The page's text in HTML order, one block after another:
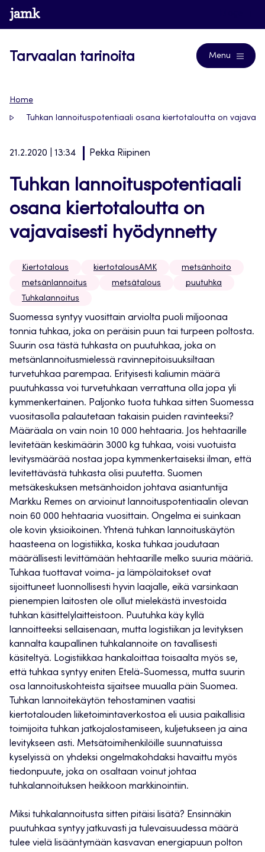
Siirry
suoraan
www.jamk.fi
Tarvaalan tarinoita Menu
Home
Tuhkan lannoituspotentiaali osana kiertotaloutta on
21.2.2020 | 13:34 Pekka Riipinen
Tuhkan lannoituspotentiaali
osana kiertotaloutta on
vajavaisesti hyödynnetty
Kiertotalous kiertotalousAMK
metsänhoito
metsänlannoitus
metsätalous
puutuhka
Tuhkalannoitus
Suomessa syntyy vuosittain arviolta puoli miljoonaa
tonnia tuhkaa, joka on peräisin puun tai turpeen poltosta.
Suurin osa tästä tuhkasta on puutuhkaa, joka on
metsänlannoitusmielessä ravinnepitoisuuksiltaan
turvetuhkaa parempaa. Erityisesti kaliumin määrä
puutuhkassa voi turvetuhkaan verrattuna olla jopa yli
kymmenkertainen. Paljonko tuota tuhkaa sitten Suomessa
vuositasolla palautetaan takaisin puiden ravinteeksi?
Määräala on vain noin 10 000 hehtaaria. Jos hehtaarille
levitetään keskimäärin 3000 kg tuhkaa, voisi vuotuista
levitysmäärää nostaa jopa kymmenkertaiseksi ilman, että
levitettävästä tuhkasta olisi puutetta. Suomen
metsäkeskuksen metsänhoidon johtava asiantuntija
Markku Remes on arvioinut lannoituspotentiaalin olevan
noin 60 000 hehtaaria vuosittain. Ongelma ei suinkaan
ole kovin yksioikoinen. Yhtenä tuhkan lannoituskäytön
haasteena on logistiikka, koska tuhkaa joudutaan
määrällisesti levittämään hehtaarille melko suuria määriä.
Tuhkaa tuottavat voima- ja lämpölaitokset ovat
sijoittuneet luonnollisesti hyvin laajalle, eikä varsinkaan
pienempien laitosten ole ollut mielekästä investoida
tuhkan käsittelylaitteistoon. Puutuhka käy kyllä
lannoitteeksi sellaisenaan, mutta logistiikan ja levityksen
kannalta kaupallinen tuhkalannoite on tavallisesti
käsiteltyä. Logistiikkaa hankaloittaa toisaalta myös se,
että tuhkaa syntyy eniten Etelä-Suomessa, mutta suurin
osa lannoituskohteista sijaitsee muualla päin Suomea.
Tuhkan lannoitekäytön tehostaminen vaatisi
kiertotalouden liiketoimintaverkostoa eli uusia paikallisia
toimijoita tuhkan jatkojalostamiseen, kuljetukseen ja aina
levitykseen asti. Metsätoimihenkilöille suunnatuissa
kyselyissä on yhdeksi ongelmakohdaksi havaittu myös
tiedonpuute, joka on osaltaan voinut johtaa
tuhkalannoituksen heikkoon markkinointiin.
Miksi tuhkalannoitusta sitten pitäisi lisätä? Ensinnäkin
puutuhkaa syntyy jatkuvasti ja tulevaisuudessa määrä
tulee vielä lisääntymään kasvavan energiapuun polton